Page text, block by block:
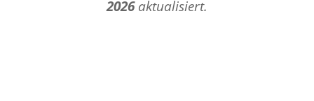
2026aktualisiert.